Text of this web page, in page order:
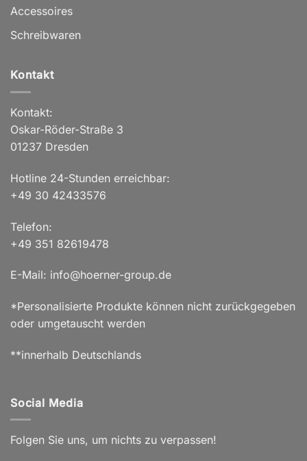
Accessoires
Schreibwaren
Kontakt
Kontakt:
Oskar-Röder-Straße 3
01237 Dresden
Hotline 24-Stunden erreichbar:
+49 30 42433576
Telefon:
+49 351 82619478
E-Mail: info@hoerner-group.de
*Personalisierte Produkte können nicht zurückgegeben
oder umgetauscht werden
**innerhalb Deutschlands
Social Media
Folgen Sie uns, um nichts zu verpassen!